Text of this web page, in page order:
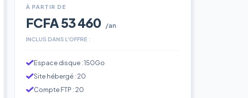
À PARTIR DE
FCFA 53 460 /an
INCLUS DANS L'OFFRE :
Espace disque : 150Go
Site hébergé : 20
Compte FTP : 20